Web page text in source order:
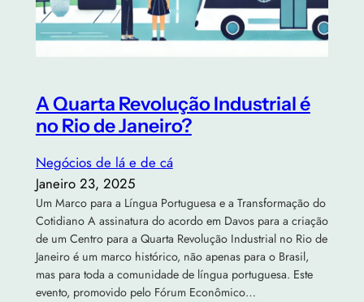
A Quarta Revolução Industrial é
no Rio de Janeiro?
Negócios de lá e de cá
Janeiro 23, 2025
Um Marco para a Língua Portuguesa e a Transformação do
Cotidiano A assinatura do acordo em Davos para a criação
de um Centro para a Quarta Revolução Industrial no Rio de
Janeiro é um marco histórico, não apenas para o Brasil,
mas para toda a comunidade de língua portuguesa. Este
evento, promovido pelo Fórum Econômico…